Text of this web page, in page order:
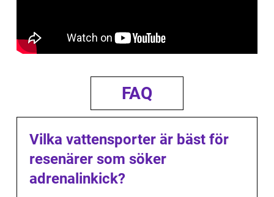
FAQ
Vilka vattensporter är bäst för
resenärer som söker
adrenalinkick?